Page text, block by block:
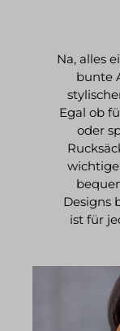
Na, alles
bunte
Egal ob
oder
Designs
ist für